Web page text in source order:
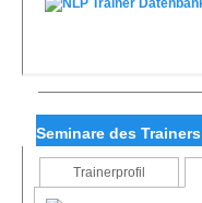
Seminare des Trainers
Trainerprofil